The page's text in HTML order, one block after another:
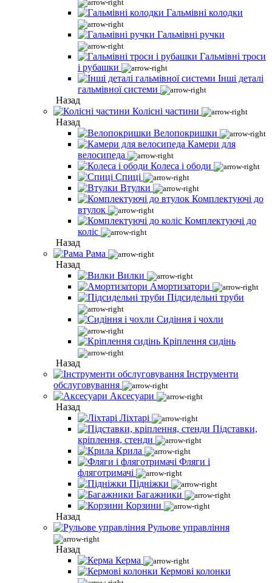
Гальмівні колодки
Гальмівні ручки
Гальмівні троси
і рубашки
Інші деталі
гальмівної системи
Назад
Колісні частини
Назад
Велопокришки
Камери для
велосипеда
Колеса і ободи
Спиці
Втулки
Комплектуючі до
втулок
Комплектуючі до
коліс
Назад
Рама
Назад
Вилки
Амортизатори
Підсидельні труби
Сидіння і чохли
Кріплення сидінь
Назад
Інструменти
обслуговування
Аксесуари
Назад
Ліхтарі
Підставки,
кріплення, стенди
Крила
Фляги і
фляготримачі
Підніжки
Багажники
Корзини
Назад
Рульове управління
Назад
Керма
Кермові колонки